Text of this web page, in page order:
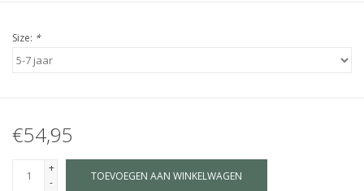
Size: *
€54,95
+
-
TOEVOEGEN AAN WINKELWAGEN